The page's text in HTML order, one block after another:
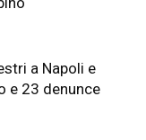
a Napoli e
e 23 denunce